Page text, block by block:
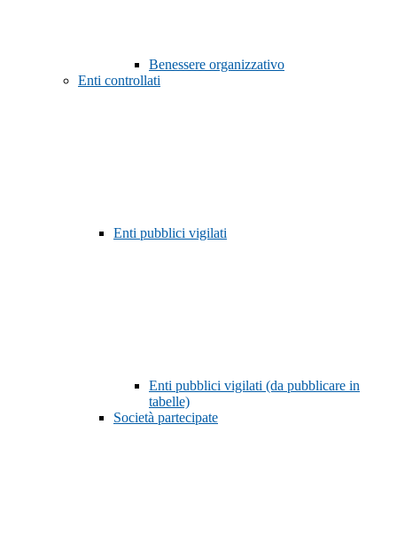
Benessere organizzativo
Enti controllati
Enti pubblici vigilati
Enti pubblici vigilati (da pubblicare in
tabelle)
Società partecipate